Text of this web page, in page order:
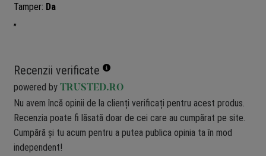
Tamper: Da
„
Recenzii verificate
powered by TRUSTED.RO
Nu avem încă opinii de la clienți verificați pentru acest produs.
Recenzia poate fi lăsată doar de cei care au cumpărat pe site.
Cumpără și tu acum pentru a putea publica opinia ta în mod
independent!